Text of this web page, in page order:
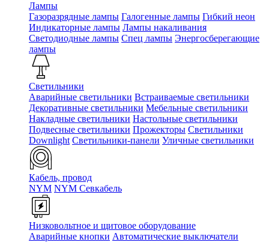
Лампы
Газоразрядные лампы Галогенные лампы Гибкий неон
Индикаторные лампы Лампы накаливания
Светодиодные лампы Спец лампы Энергосберегающие
лампы
Светильники
Аварийные светильники Встраиваемые светильники
Декоративные светильники Мебельные светильники
Накладные светильники Настольные светильники
Подвесные светильники Прожекторы Светильники
Downlight Светильники-панели Уличные светильники
Кабель, провод
NYM NYM Севкабель
Низковольтное и щитовое оборудование
Аварийные кнопки Автоматические выключатели